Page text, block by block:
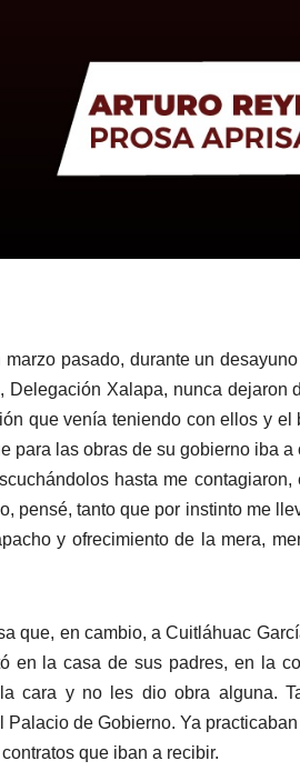
pasado, durante un
Delegación Xalapa, nunca dejaron
que venía teniendo con ellos y
para las obras de su gobierno iba
hasta me
pensé, tanto que por instinto me
y ofrecimiento de la mera,
que, en cambio, a Cuitláhuac
en la casa de sus padres, en la
cara y no les dio obra alguna.
de Gobierno. Ya
que iban a recibir.